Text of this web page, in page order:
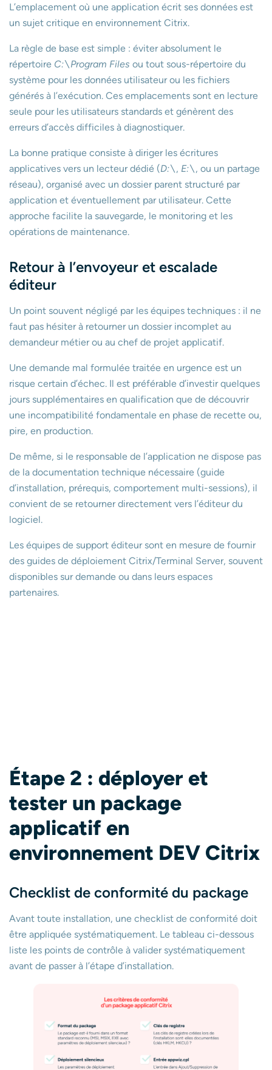
L’emplacement où une application écrit ses données est
un sujet critique en environnement Citrix.
La règle de base est simple : éviter absolument le
répertoire C:\Program Files ou tout sous-répertoire du
système pour les données utilisateur ou les fichiers
générés à l’exécution. Ces emplacements sont en lecture
seule pour les utilisateurs standards et génèrent des
erreurs d’accès difficiles à diagnostiquer.
La bonne pratique consiste à diriger les écritures
applicatives vers un lecteur dédié (D:\, E:\, ou un partage
réseau), organisé avec un dossier parent structuré par
application et éventuellement par utilisateur. Cette
approche facilite la sauvegarde, le monitoring et les
opérations de maintenance.
Retour à l’envoyeur et escalade
éditeur
Un point souvent négligé par les équipes techniques : il ne
faut pas hésiter à retourner un dossier incomplet au
demandeur métier ou au chef de projet applicatif.
Une demande mal formulée traitée en urgence est un
risque certain d’échec. Il est préférable d’investir quelques
jours supplémentaires en qualification que de découvrir
une incompatibilité fondamentale en phase de recette ou,
pire, en production.
De même, si le responsable de l’application ne dispose pas
de la documentation technique nécessaire (guide
d’installation, prérequis, comportement multi-sessions), il
convient de se retourner directement vers l’éditeur du
logiciel.
Les équipes de support éditeur sont en mesure de fournir
des guides de déploiement Citrix/Terminal Server, souvent
disponibles sur demande ou dans leurs espaces
partenaires.
Étape 2 : déployer et
tester un package
applicatif en
environnement DEV Citrix
Checklist de conformité du package
Avant toute installation, une checklist de conformité doit
être appliquée systématiquement. Le tableau ci-dessous
liste les points de contrôle à valider systématiquement
avant de passer à l’étape d’installation.